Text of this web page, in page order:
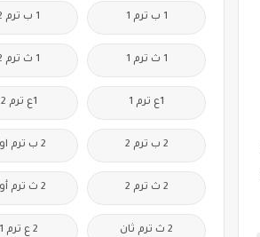
1 ب ترم 1 1 ب ترم 2
1 ث ترم 1 1 ث ترم 2
1ع ترم 1 1ع ترم 2
2 ب ترم 2 2 ب ترم اول
2 ث ترم 2 2 ث ترم أول
2 ث ترم ثان 2 ع ترم 1